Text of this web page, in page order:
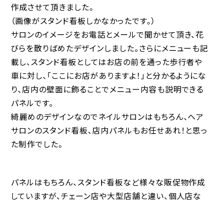
作成させて頂きました。
（画像がスタンド看板しかなかったです。）
サロンのイメージをお電話とメールで聞かせて頂き、花
びらを散りばめたデザインしました。さらにメニューも記
載し、スタンド看板としてはお店の前を通った歩行者や
車に対し、「ここにお店がありますよ！」と分かるようにな
り、店内の壁面に飾ることでメニュー内容も説明できる
パネルです。
綺麗めのデザインなのでネイルサロンはもちろん、ヘア
サロンのスタンド看板、店内パネルもお任せあれ！と思っ
た制作でした。
パネルはもちろん、スタンド看板など様々な販促物作成
していますが、チェーン店や大型店舗と違い、個人店な